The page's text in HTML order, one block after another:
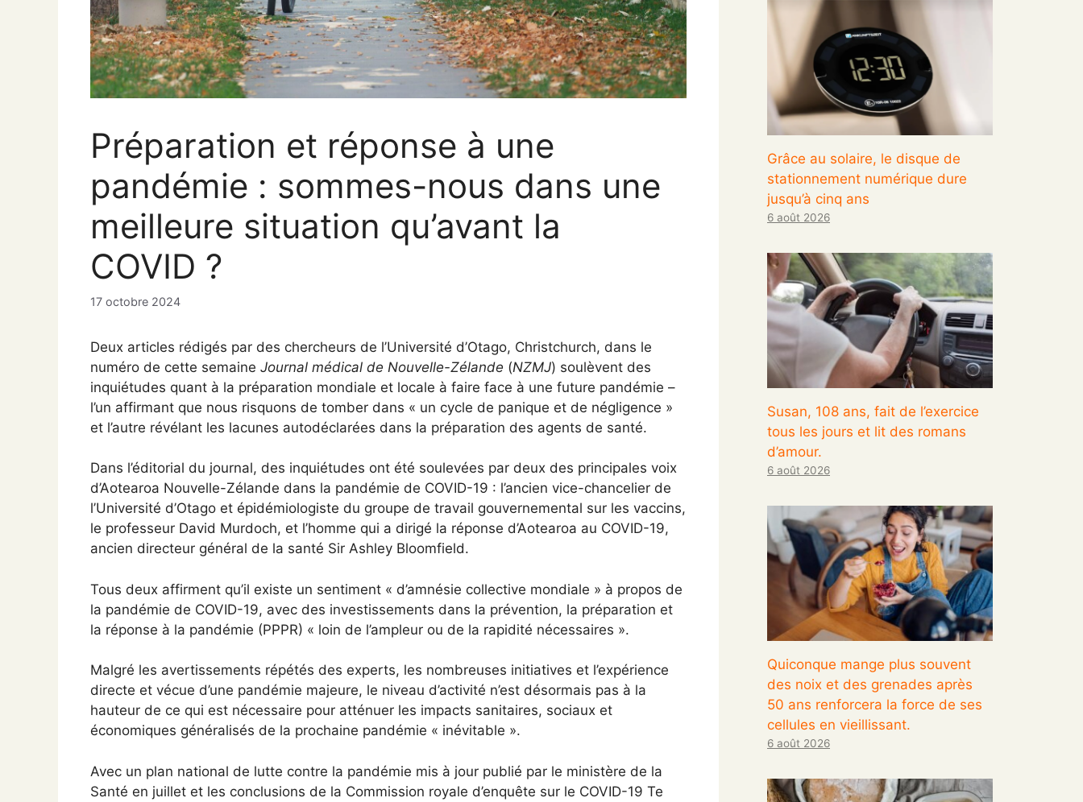
Préparation et réponse à une
pandémie : sommes-nous dans une
meilleure situation qu’avant la
COVID ?
17 octobre 2024
Deux articles rédigés par des chercheurs de l’Université d’Otago, Christchurch, dans le
numéro de cette semaine Journal médical de Nouvelle-Zélande (NZMJ) soulèvent des
inquiétudes quant à la préparation mondiale et locale à faire face à une future pandémie –
l’un affirmant que nous risquons de tomber dans « un cycle de panique et de négligence »
et l’autre révélant les lacunes autodéclarées dans la préparation des agents de santé.
Dans l’éditorial du journal, des inquiétudes ont été soulevées par deux des principales voix
d’Aotearoa Nouvelle-Zélande dans la pandémie de COVID-19 : l’ancien vice-chancelier de
l’Université d’Otago et épidémiologiste du groupe de travail gouvernemental sur les vaccins,
le professeur David Murdoch, et l’homme qui a dirigé la réponse d’Aotearoa au COVID-19,
ancien directeur général de la santé Sir Ashley Bloomfield.
Tous deux affirment qu’il existe un sentiment « d’amnésie collective mondiale » à propos de
la pandémie de COVID-19, avec des investissements dans la prévention, la préparation et
la réponse à la pandémie (PPPR) « loin de l’ampleur ou de la rapidité nécessaires ».
Malgré les avertissements répétés des experts, les nombreuses initiatives et l’expérience
directe et vécue d’une pandémie majeure, le niveau d’activité n’est désormais pas à la
hauteur de ce qui est nécessaire pour atténuer les impacts sanitaires, sociaux et
économiques généralisés de la prochaine pandémie « inévitable ».
Avec un plan national de lutte contre la pandémie mis à jour publié par le ministère de la
Santé en juillet et les conclusions de la Commission royale d’enquête sur le COVID-19 Te
Grâce au solaire, le disque de
stationnement numérique dure
jusqu’à cinq ans
6 août 2026
Susan, 108 ans, fait de l’exercice
tous les jours et lit des romans
d’amour.
6 août 2026
Quiconque mange plus souvent
des noix et des grenades après
50 ans renforcera la force de ses
cellules en vieillissant.
6 août 2026